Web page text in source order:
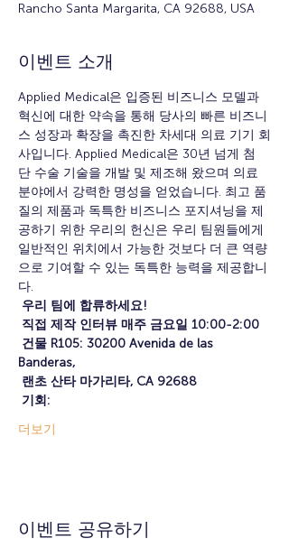
Rancho Santa Margarita, CA 92688, USA
이벤트 소개
Applied Medical은 입증된 비즈니스 모델과
혁신에 대한 약속을 통해 당사의 빠른 비즈니
스 성장과 확장을 촉진한 차세대 의료 기기 회
사입니다. Applied Medical은 30년 넘게 첨
단 수술 기술을 개발 및 제조해 왔으며 의료
분야에서 강력한 명성을 얻었습니다. 최고 품
질의 제품과 독특한 비즈니스 포지셔닝을 제
공하기 위한 우리의 헌신은 우리 팀원들에게
일반적인 위치에서 가능한 것보다 더 큰 역량
으로 기여할 수 있는 독특한 능력을 제공합니
다.
우리 팀에 합류하세요!
직접 제작 인터뷰 매주 금요일 10:00-2:00
건물 R105: 30200 Avenida de las
Banderas,
랜초 산타 마가리타, CA 92688
기회:
더보기
이벤트 공유하기